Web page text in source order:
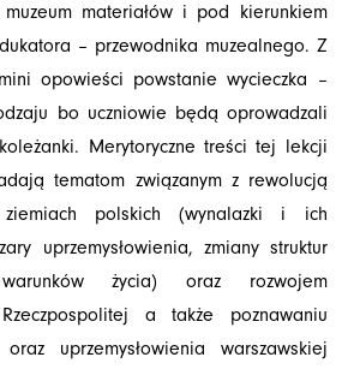
materiałów i pod kierunkiem
– przewodnika muzealnego. Z
opowieści powstanie wycieczka –
bo uczniowie będą oprowadzali
Merytoryczne treści tej lekcji
tematom związanym z rewolucją
ziemiach polskich (wynalazki i ich
uprzemysłowienia, zmiany struktur
życia) oraz rozwojem
a także poznawaniu
uprzemysłowienia warszawskiej